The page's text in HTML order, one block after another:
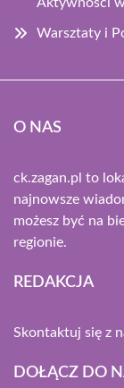
Warsztaty i
O NAS
ck.zagan.pl to
najnowsze
możesz być na
regionie.
REDAKCJA
Skontaktuj się z
DOŁĄCZ DO